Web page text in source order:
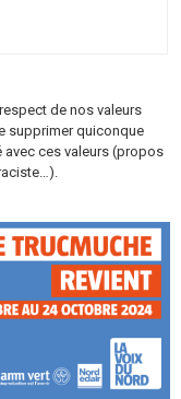
de nos valeurs
supprimer quiconque
ces valeurs (propos